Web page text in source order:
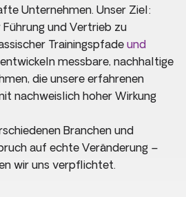
Unternehmen. Unser Ziel:
und Vertrieb zu
Trainingspfade und
messbare, nachhaltige
die unsere erfahrenen
nachweislich hoher Wirkung
Branchen und
auf echte Veränderung –
wir uns verpflichtet.